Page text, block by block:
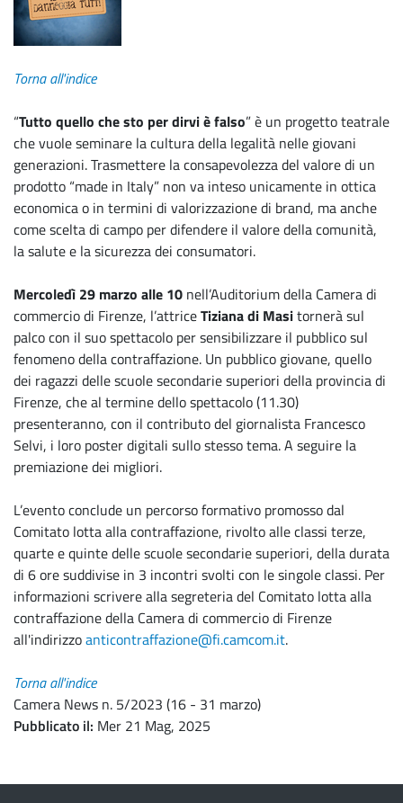
Torna all'indice
“Tutto quello che sto per dirvi è falso” è un progetto teatrale
che vuole seminare la cultura della legalità nelle giovani
generazioni. Trasmettere la consapevolezza del valore di un
prodotto “made in Italy” non va inteso unicamente in ottica
economica o in termini di valorizzazione di brand, ma anche
come scelta di campo per difendere il valore della comunità,
la salute e la sicurezza dei consumatori.
Mercoledì 29 marzo alle 10 nell’Auditorium della Camera di
commercio di Firenze, l’attriceTiziana di Masitornerà sul
palco con il suo spettacolo per sensibilizzare il pubblico sul
fenomeno della contraffazione. Un pubblico giovane, quello
dei ragazzi delle scuole secondarie superiori della provincia di
Firenze, che al termine dello spettacolo (11.30)
presenteranno, con il contributo del giornalista Francesco
Selvi, i loro poster digitali sullo stesso tema. A seguire la
premiazione dei migliori.
L’evento conclude un percorso formativo promosso dal
Comitato lotta alla contraffazione, rivolto alle classi terze,
quarte e quinte delle scuole secondarie superiori, della durata
di 6 ore suddivise in 3 incontri svolti con le singole classi. Per
informazioni scrivere alla segreteria del Comitato lotta alla
contraffazione della Camera di commercio di Firenze
all'indirizzoanticontraffazione@fi.camcom.it.
Torna all'indice
Camera News n. 5/2023 (16 - 31 marzo)
Pubblicato il Mer 21 Mag, 2025